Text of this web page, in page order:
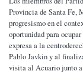
Provincia de Santa Fe,
progresismo en el
oportunidad para
expresa a la
Pablo Javkin y al
visita al Acuario junto